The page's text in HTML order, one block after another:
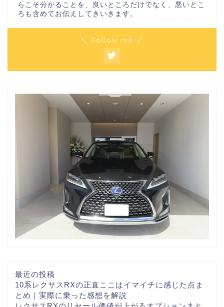
らこそ分かることを、良いところだけでなく、悪いとこ
ろも含めてお伝えしてきいきます。
＼ Follow me ／
最近の投稿
10系レクサスRXの正直ここはイマイチに感じた点ま
とめ｜実際に乗った感想を解説